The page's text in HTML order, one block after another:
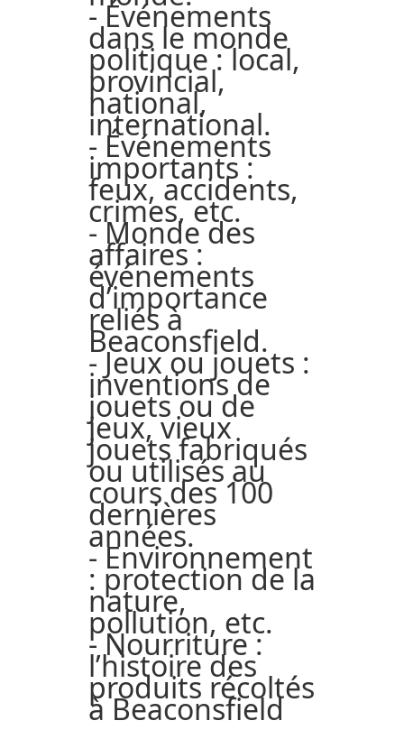
- Événements
dans le monde
politique : local,
provincial,
national,
international.
- Événements
importants :
feux, accidents,
crimes, etc.
- Monde des
affaires :
événements
d’importance
reliés à
Beaconsfield.
- Jeux ou jouets :
inventions de
jouets ou de
jeux, vieux
jouets fabriqués
ou utilisés au
cours des 100
dernières
années.
- Environnement
: protection de la
nature,
pollution, etc.
- Nourriture :
l’histoire des
produits récoltés
à Beaconsfield